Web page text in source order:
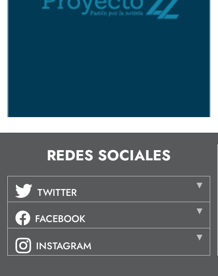
REDES SOCIALES
TWITTER
FACEBOOK
INSTAGRAM